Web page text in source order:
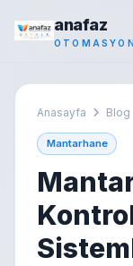
anafaz
Anasayfa Blog
Mantarhane